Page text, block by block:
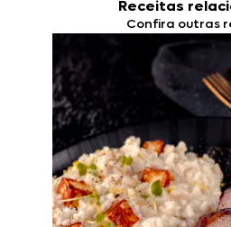
Receitas
Confira outras